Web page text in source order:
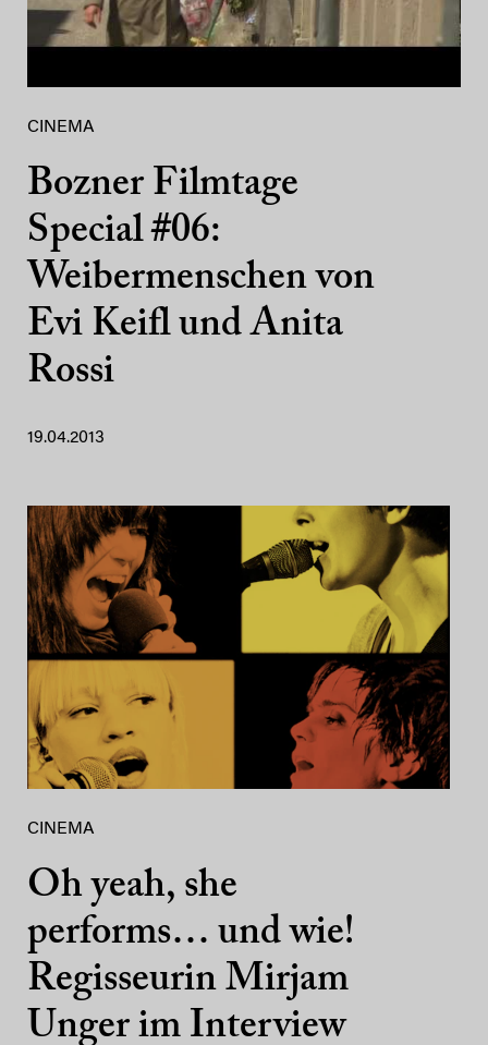
CINEMA
Bozner Filmtage
Special #06:
Weibermenschen von
Evi Keifl und Anita
Rossi
19.04.2013
CINEMA
Oh yeah, she
performs… und wie!
Regisseurin Mirjam
Unger im Interview